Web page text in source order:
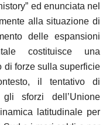
ed enunciata nel
alla situazione di
delle espansioni
costituisce una
di forze sulla superficie
il tentativo di
sforzi dell’Unione
latitudinale per